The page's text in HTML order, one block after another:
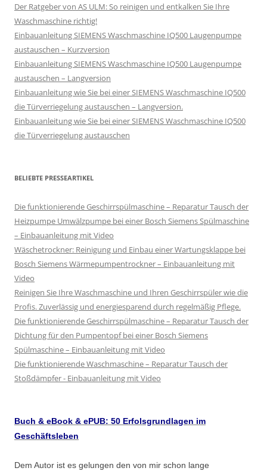
Der Ratgeber von AS ULM: So reinigen und entkalken Sie Ihre
Waschmaschine richtig!
Einbauanleitung SIEMENS Waschmaschine IQ500 Laugenpumpe
austauschen – Kurzversion
Einbauanleitung SIEMENS Waschmaschine IQ500 Laugenpumpe
austauschen – Langversion
Einbauanleitung wie Sie bei einer SIEMENS Waschmaschine IQ500
die Türverriegelung austauschen – Langversion.
Einbauanleitung wie Sie bei einer SIEMENS Waschmaschine IQ500
die Türverriegelung austauschen
BELIEBTE PRESSEARTIKEL
Die funktionierende Geschirrspülmaschine – Reparatur Tausch der
Heizpumpe Umwälzpumpe bei einer Bosch Siemens Spülmaschine
– Einbauanleitung mit Video
Wäschetrockner: Reinigung und Einbau einer Wartungsklappe bei
Bosch Siemens Wärmepumpentrockner – Einbauanleitung mit
Video
Reinigen Sie Ihre Waschmaschine und Ihren Geschirrspüler wie die
Profis. Zuverlässig und energiesparend durch regelmäßig Pflege.
Die funktionierende Geschirrspülmaschine – Reparatur Tausch der
Dichtung für den Pumpentopf bei einer Bosch Siemens
Spülmaschine – Einbauanleitung mit Video
Die funktionierende Waschmaschine – Reparatur Tausch der
Stoßdämpfer - Einbauanleitung mit Video
Buch & eBook & ePUB: 50 Erfolsgrundlagen im
Geschäftsleben
Dem Autor ist es gelungen den von mir schon lange